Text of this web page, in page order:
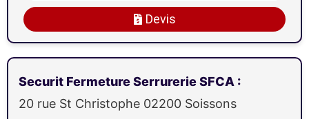
Devis
Securit Fermeture Serrurerie SFCA :
20 rue St Christophe 02200 Soissons